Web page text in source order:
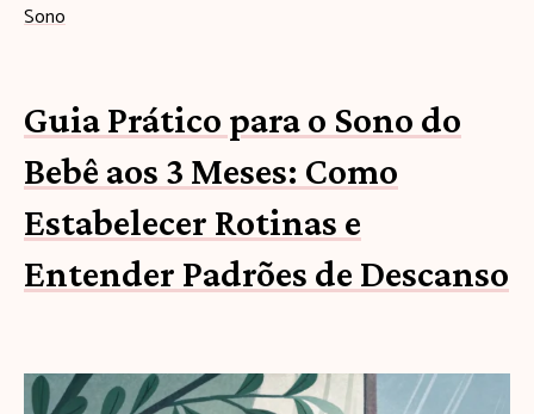
Sono
Guia Prático para o Sono do
Bebê aos 3 Meses: Como
Estabelecer Rotinas e
Entender Padrões de Descanso